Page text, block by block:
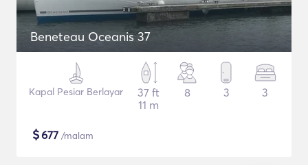
Beneteau Oceanis 37
Kapal Pesiar Berlayar
37 ft
11 m
8 3 3
$677 /malam